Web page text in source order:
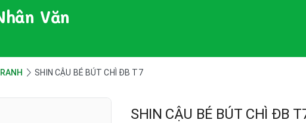
Văn
SHIN CẬU BÉ BÚT CHÌ ĐB T7
SHIN CẬU BÉ BÚT CHÌ ĐB